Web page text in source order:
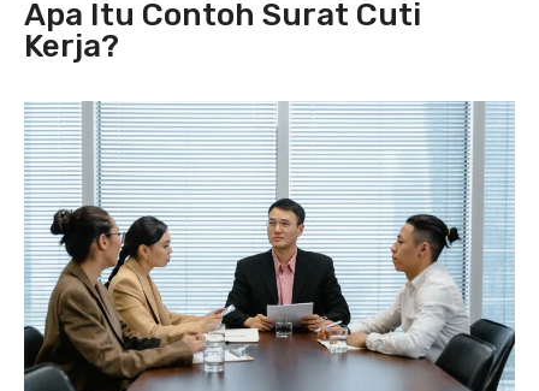
Apa Itu Contoh Surat Cuti
Kerja?